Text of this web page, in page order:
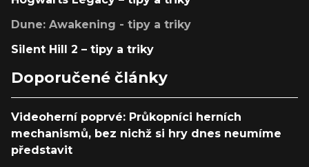
Dune: Awakening - tipy a triky
Silent Hill 2 – tipy a triky
Doporučené články
Videoherní poprvé: Průkopníci herních
mechanismů, bez nichž si hry dnes neumíme
představit